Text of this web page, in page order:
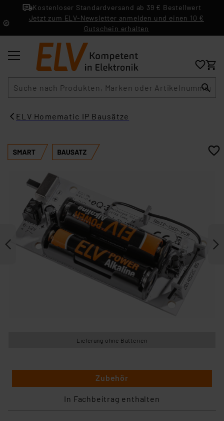
Kostenloser Standardversand ab 39 € Bestellwert
Jetzt zum ELV-Newsletter anmelden und einen 10 €
Gutschein erhalten
ELV Homematic IP Bausätze
Lieferung ohne Batterien
Zubehör
In Fachbeitrag enthalten